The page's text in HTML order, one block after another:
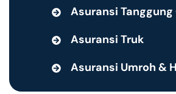
Asuransi
Asuransi Truk
Asuransi Umroh &